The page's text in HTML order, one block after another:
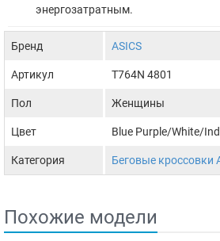
энергозатратным.
Бренд ASICS
Артикул T764N 4801
Пол Женщины
Цвет Blue Purple/White/
Категория Беговые кроссовки
Похожие модели